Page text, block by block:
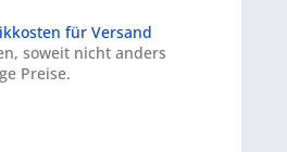
für Versand
soweit nicht anders
Preise.